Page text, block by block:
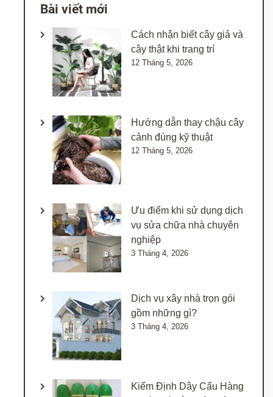
Bài viết mới
Cách nhận biết cây giả và
cây thật khi trang trí
12 Tháng 5, 2026
Hướng dẫn thay chậu cây
cảnh đúng kỹ thuật
12 Tháng 5, 2026
Ưu điểm khi sử dụng dịch
vụ sửa chữa nhà chuyên
nghiệp
3 Tháng 4, 2026
Dịch vụ xây nhà trọn gói
gồm những gì?
3 Tháng 4, 2026
Kiểm Định Dây Cẩu Hàng